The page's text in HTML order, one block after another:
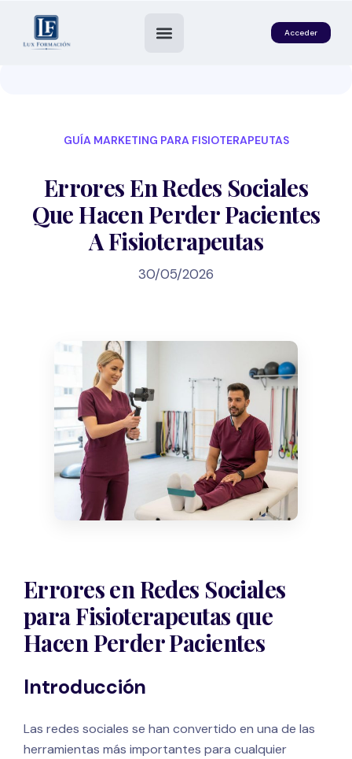
Acceder
GUÍA MARKETING PARA FISIOTERAPEUTAS
Errores En Redes Sociales
Que Hacen Perder Pacientes
A Fisioterapeutas
30/05/2026
Errores en Redes Sociales
para Fisioterapeutas que
Hacen Perder Pacientes
Introducción
Las redes sociales se han convertido en una de las
herramientas más importantes para cualquier